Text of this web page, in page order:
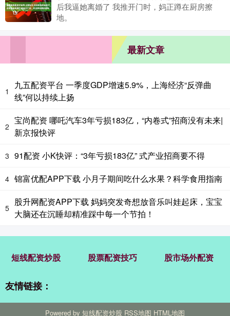
后我逼她离婚了 我推开门时，妈正蹲在厨房擦
地。
最新文章
1
九五配资平台 一季度GDP增速5.9%，上海经济“反弹曲
线”何以持续上扬
2
宝尚配资 哪吒汽车3年亏损183亿，“内卷式”招商没有未来|
新京报快评
3 91配资 小K快评：“3年亏损183亿” 式产业招商要不得
4 锦富优配APP下载 小月子期间吃什么水果？科学食用指南
5
股升网配资APP下载 妈妈突发奇想放音乐叫娃起床，宝宝
大脑还在沉睡却精准踩中每一个节拍！
短线配资炒股 股票配资技巧 股市场外配资
友情链接：
Powered by 短线配资炒股 RSS地图 HTML地图